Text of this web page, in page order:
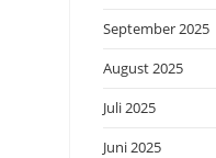
September 2025
August 2025
Juli 2025
Juni 2025